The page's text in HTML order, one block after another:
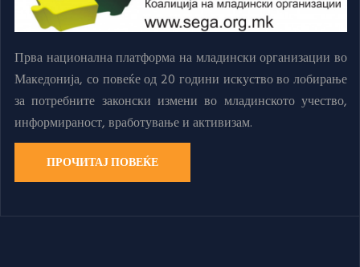
Прва национална платформа на младински организации во
Македонија, со повеќе од 20 години искуство во лобирање
за потребните законски измени во младинското учество,
информираност, вработување и активизам.
ПРОЧИТАЈ ПОВЕЌЕ